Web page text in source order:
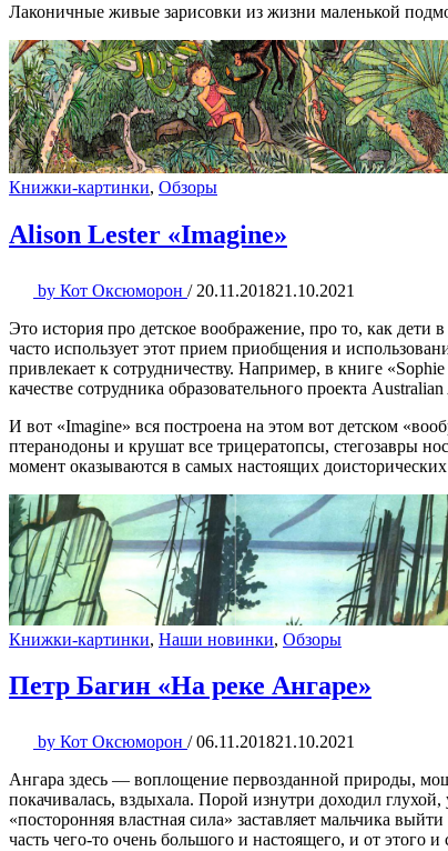
Лаконичные живые зарисовки из жизни маленькой
Книжки-картинки, Обзоры
Alison Lester «Imagine»
by Кот Оксюморон / 20.11.201821.10.2021
Это история про детское воображение, про то, как
часто использует этот прием приобщения и
привлекает к сотрудничеству. Например, в книге
качестве сотрудника образовательного проекта
И вот «Imagine» вся построена на этом вот детском
птеранодоны и крушат все трицератопсы, стегозавры
момент оказываются в самых настоящих доисторических
Книжки-картинки, Наши новинки, Обзоры
Петр Багин «На реке Ангаре»
by Кот Оксюморон / 06.11.201821.10.2021
Ангара здесь — воплощение первозданной природы,
покачивалась, вздыхала. Порой изнутри доходил
«посторонняя властная сила» заставляет мальчика
часть чего-то очень большого и настоящего, и от этого